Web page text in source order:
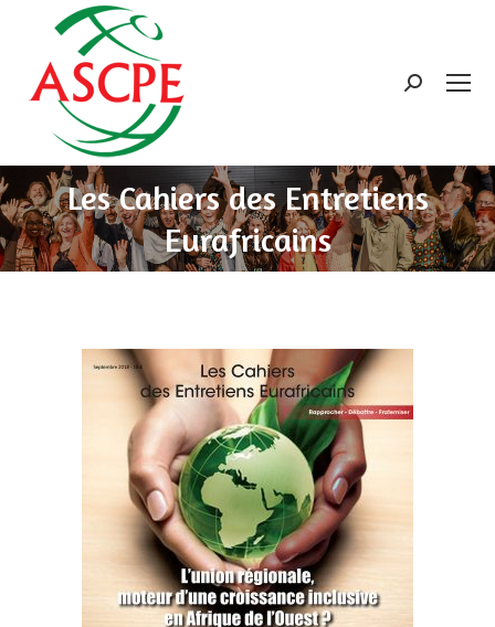
Search:
Les Cahiers des Entretiens
Eurafricains